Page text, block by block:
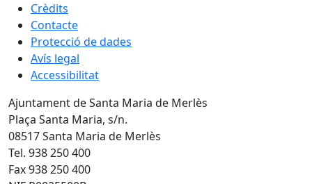
Crèdits
Contacte
Protecció de dades
Avís legal
Accessibilitat
Ajuntament de Santa Maria de Merlès
Plaça Santa Maria, s/n.
08517 Santa Maria de Merlès
Tel. 938 250 400
Fax 938 250 400